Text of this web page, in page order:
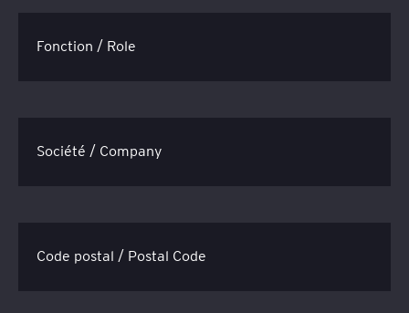
Fonction / Role
Société / Company
Code postal / Postal Code